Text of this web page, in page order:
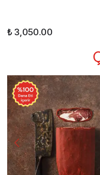
₺ 3,050.00